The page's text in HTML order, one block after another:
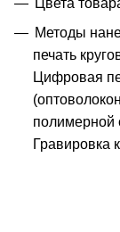
Методы
печать
Цифровая
полимерной
Гравировка